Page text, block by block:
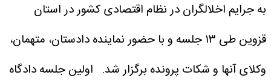
به جرایم اخلالگران در نظام اقتصادی کشور در استان
قزوین طی ۱۳ جلسه و با حضور نماینده دادستان، متهمان،
وکلای آنها و شکات پرونده برگزار شد. اولین جلسه دادگاه